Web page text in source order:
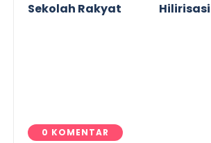
Sekolah Rakyat
0 KOMENTAR